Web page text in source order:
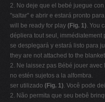
2. No deje que el bebé juegue
"saltar" e abrir e estará pronto
will be ready for play (Fig. 1). You
dépliera tout seul, immédiatement
se desplegará y estará listo para
they are not attached to the
2. Ne laissez pas Bébé jouer
no estén sujetos a la alfombra.
ser utilizado (Fig. 1). Você pode
2. Não permita que seu bebê